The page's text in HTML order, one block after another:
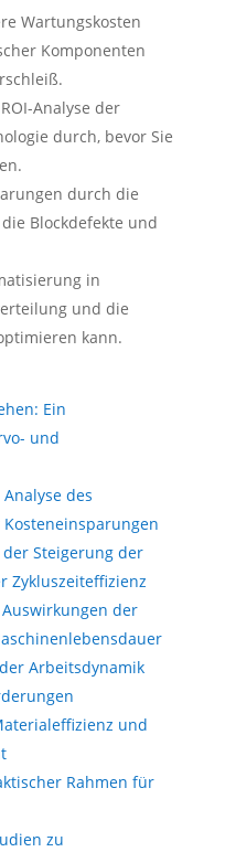
Wartungskosten
Komponenten
Analyse der
durch, bevor Sie
durch die
Blockdefekte und
in
und die
kann.
Ein
und
des
Steigerung der
Zykluszeiteffizienz
der
Arbeitsdynamik
und
Rahmen für
zu